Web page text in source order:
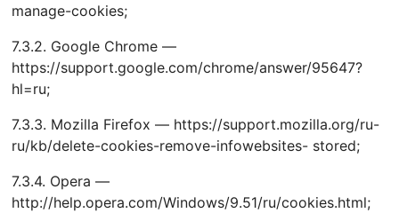
manage-cookies;
7.3.2. Google Chrome —
https://support.google.com/chrome/answer/95647?
hl=ru;
7.3.3. Mozilla Firefox — https://support.mozilla.org/ru-
ru/kb/delete-cookies-remove-infowebsites- stored;
7.3.4. Opera —
http://help.opera.com/Windows/9.51/ru/cookies.html;